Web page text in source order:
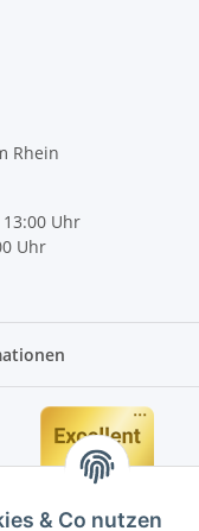
& Co nutzen
Rhein
Uhr
Uhr